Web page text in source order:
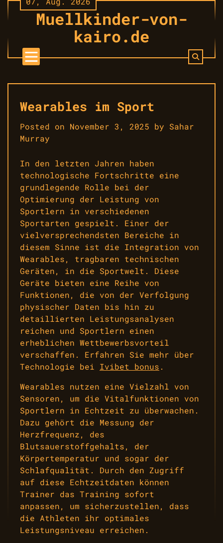
Skip
to
Muellkinder-von-
kairo.de
Wearables im Sport
Posted on November 3, 2025 by Sahar
Murray
In den letzten Jahren haben
technologische Fortschritte eine
grundlegende Rolle bei der
Optimierung der Leistung von
Sportlern in verschiedenen
Sportarten gespielt. Einer der
vielversprechendsten Bereiche in
diesem Sinne ist die Integration von
Wearables, tragbaren technischen
Geräten, in die Sportwelt. Diese
Geräte bieten eine Reihe von
Funktionen, die von der Verfolgung
physischer Daten bis hin zu
detaillierten Leistungsanalysen
reichen und Sportlern einen
erheblichen Wettbewerbsvorteil
verschaffen. Erfahren Sie mehr über
Technologie bei Ivibet bonus .
Wearables nutzen eine Vielzahl von
Sensoren, um die Vitalfunktionen von
Sportlern in Echtzeit zu überwachen.
Dazu gehört die Messung der
Herzfrequenz, des
Blutsauerstoffgehalts, der
Körpertemperatur und sogar der
Schlafqualität. Durch den Zugriff
auf diese Echtzeitdaten können
Trainer das Training sofort
anpassen, um sicherzustellen, dass
die Athleten ihr optimales
Leistungsniveau erreichen.